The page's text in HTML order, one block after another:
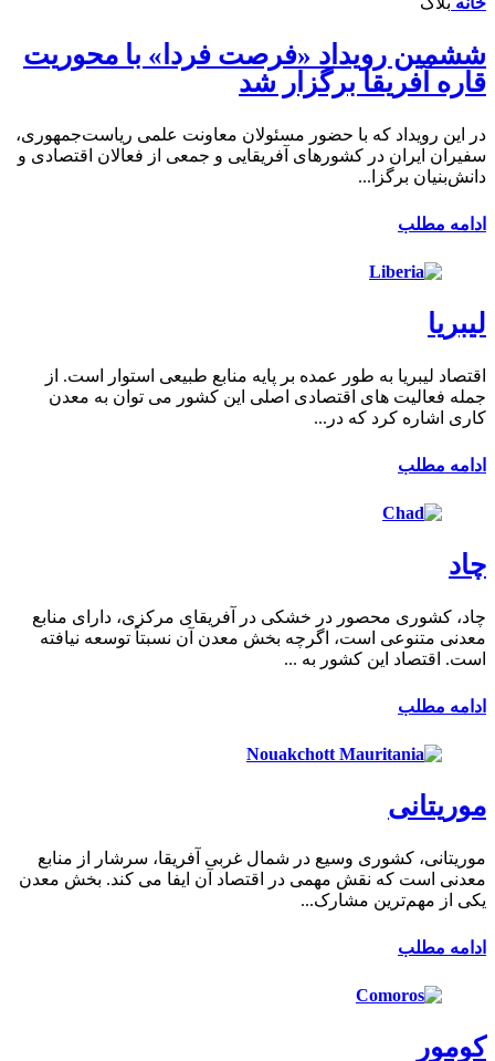
ششمین رویداد «فرصت فردا» با محوریت
قاره آفریقا برگزار شد
در این رویداد که با حضور مسئولان معاونت علمی ریاست‌جمهوری،
سفیران ایران در کشورهای آفریقایی و جمعی از فعالان اقتصادی و
دانش‌بنیان برگزا...
ادامه مطلب
لیبریا
اقتصاد لیبریا به طور عمده بر پایه منابع طبیعی استوار است. از
جمله فعالیت های اقتصادی اصلی این کشور می توان به معدن
کاری اشاره کرد که در...
ادامه مطلب
چاد
چاد، کشوری محصور در خشکی در آفریقای مرکزی، دارای منابع
معدنی متنوعی است، اگرچه بخش معدن آن نسبتاً توسعه نیافته
است. اقتصاد این کشور به ...
ادامه مطلب
موریتانی
موریتانی، کشوری وسیع در شمال غربی آفریقا، سرشار از منابع
معدنی است که نقش مهمی در اقتصاد آن ایفا می کند. بخش معدن
یکی از مهم‌ترین مشارک...
ادامه مطلب
کومور